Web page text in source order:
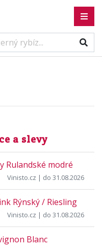
a slevy
Rulandské modré
Vinisto.cz | do 31.08.2026
Rýnský / Riesling
Vinisto.cz | do 31.08.2026
Blanc